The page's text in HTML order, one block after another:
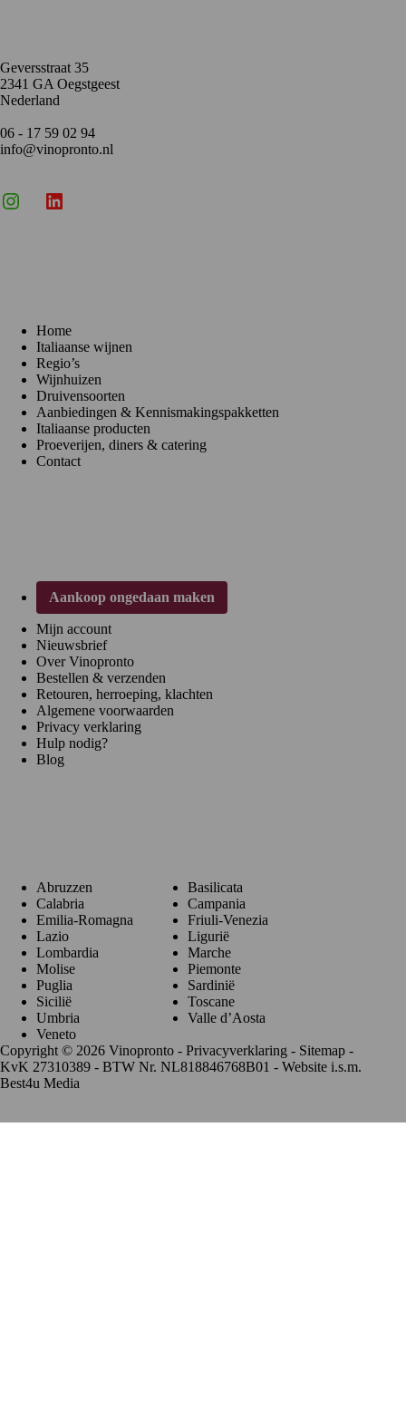
Geversstraat 35
2341 GA Oegstgeest
Nederland
06 - 17 59 02 94
info@vinopronto.nl
InstagramLinkedIn
Home
Italiaanse wijnen
Regio’s
Wijnhuizen
Druivensoorten
Aanbiedingen & Kennismakingspakketten
Italiaanse producten
Proeverijen, diners & catering
Contact
Aankoop ongedaan maken
Mijn account
Nieuwsbrief
Over Vinopronto
Bestellen & verzenden
Retouren, herroeping, klachten
Algemene voorwaarden
Privacy verklaring
Hulp nodig?
Blog
Abruzzen
Basilicata
Calabria
Campania
Emilia-Romagna
Friuli-Venezia
Lazio
Ligurië
Lombardia
Marche
Molise
Piemonte
Puglia
Sardinië
Sicilië
Toscane
Umbria
Valle d’Aosta
Veneto
Copyright © 2026 Vinopronto - Privacyverklaring - Sitemap -
KvK 27310389 - BTW Nr. NL818846768B01 - Website i.s.m.
Best4u Media